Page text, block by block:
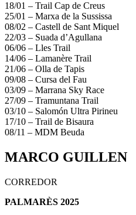
18/01 – Trail Cap de Creus
25/01 – Marxa de la Sussissa
08/02 – Castell de Sant Miquel
22/03 – Suada d’Agullana
06/06 – Lles Trail
14/06 – Lamanère Trail
21/06 – Olla de Tapis
09/08 – Cursa del Fau
03/09 – Marrana Sky Race
27/09 – Tramuntana Trail
03/10 – Salomón Ultra Pirineu
17/10 – Trail de Bisaura
08/11 – MDM Beuda
MARCO GUILLEN
CORREDOR
PALMARÈS 2025